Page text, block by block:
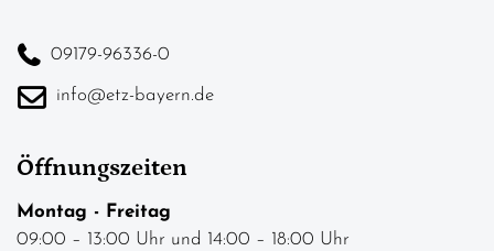
09179-96336-0
info@etz-bayern.de
Öffnungszeiten
Montag - Freitag
09:00 – 13:00 Uhr und 14:00 – 18:00 Uhr